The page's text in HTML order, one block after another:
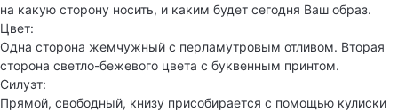
на какую сторону носить, и каким будет сегодня Ваш образ.
Цвет:
Одна сторона жемчужный с перламутровым отливом. Вторая
сторона светло-бежевого цвета с буквенным принтом.
Силуэт:
Прямой, свободный, книзу присобирается с помощью кулиски